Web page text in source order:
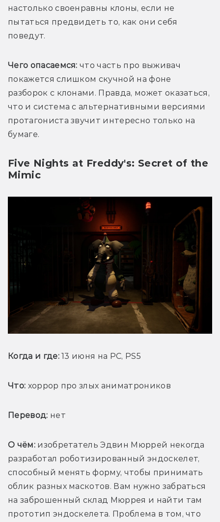
настолько своенравны клоны, если не
пытаться предвидеть то, как они себя
поведут.
Чего опасаемся: что часть про выживач
покажется слишком скучной на фоне
разборок с клонами. Правда, может оказаться,
что и система с альтернативными версиями
протагониста звучит интересно только на
бумаге.
Five Nights at Freddy's: Secret of the
Mimic
Когда и где: 13 июня на PC, PS5
Что: хоррор про злых аниматроников
Перевод: нет
О чём: изобретатель Эдвин Мюррей некогда
разработал роботизированный эндоскелет,
способный менять форму, чтобы принимать
облик разных маскотов. Вам нужно забраться
на заброшенный склад Мюррея и найти там
прототип эндоскелета. Проблема в том, что